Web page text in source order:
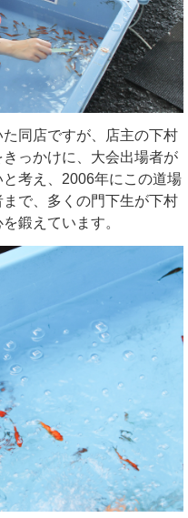
同店ですが、店主の下村
っかけに、大会出場者が
考え、2006年にこの道場
で、多くの門下生が下村
鍛えています。